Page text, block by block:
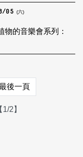
05 (六)
物的音樂會系列：
後一頁
2】